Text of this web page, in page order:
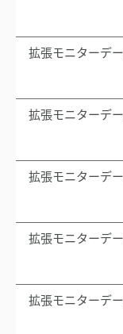
拡張モニターデ
拡張モニターデ
拡張モニターデ
拡張モニターデ
拡張モニターデ